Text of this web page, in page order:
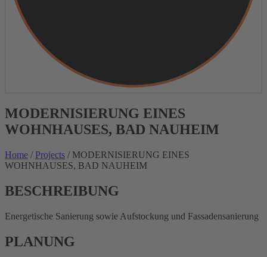
MODERNISIERUNG EINES
WOHNHAUSES, BAD NAUHEIM
Home / Projects / MODERNISIERUNG EINES
WOHNHAUSES, BAD NAUHEIM
BESCHREIBUNG
Energetische Sanierung sowie Aufstockung und Fassadensanierung
PLANUNG